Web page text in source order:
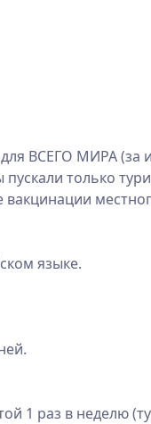
ВСЕГО МИРА (за
только
вакцинации
языке.
1 раз в неделю